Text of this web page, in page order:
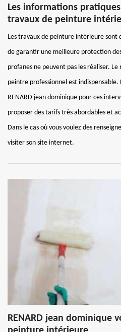
Les informations
travaux de peinture
Les travaux de peinture intérieure sont
de garantir une meilleure protection
profanes ne peuvent pas les réaliser.
peintre professionnel est
RENARD jean dominique pour ces
proposer des tarifs très abordables et
Dans le cas où vous voulez des
visiter son site internet.
RENARD jean dominique